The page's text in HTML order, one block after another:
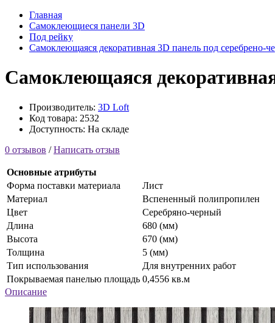
Главная
Самоклеющиеся панели 3D
Под рейку
Самоклеющаяся декоративная 3D панель под серебрено-
Самоклеющаяся
Производитель: 3D Loft
Код товара: 2532
Доступность: На складе
0 отзывов /Написать отзыв
Основные атрибуты
Форма поставки материала
Лист
Материал
Вспененный полипропилен
Цвет
Серебряно-черный
Длина
680 (мм)
Высота
670 (мм)
Толщина
5 (мм)
Тип использования
Для внутренних работ
Покрываемая панелью площадь 0,4556 кв.м
Описание